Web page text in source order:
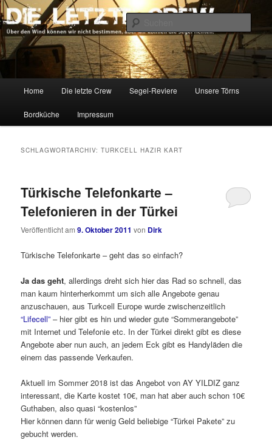
Zum
primären
Inhalt
springen
Zum
sekundären
Inhalt
springenDIE LETZTE CREW
Über den Wind können wir nicht bestimmen, aber wir können die Segel
richten.
Home Die letzte Crew Segel-Reviere Unsere Törns
Bordküche Impressum
SCHLAGWORTARCHIV:TURKCELL HAZIR KART
Türkische Telefonkarte –
Telefonieren in der Türkei
Veröffentlicht am9. Oktober 2011 von Dirk
Türkische Telefonkarte – geht das so einfach?
Ja das geht, allerdings dreht sich hier das Rad so schnell, das
man kaum hinterherkommt um sich alle Angebote genau
anzuschauen, aus Turkcell Europe wurde zwischenzeitlich
“Lifecell” – hier gibt es hin und wieder gute “Sommerangebote”
mit Internet und Telefonie etc. In der Türkei direkt gibt es diese
Angebote aber nun auch, an jedem Eck gibt es Handyläden die
einem das passende Verkaufen.
Aktuell im Sommer 2018 ist das Angebot von AY YILDIZ ganz
interessant, die Karte kostet 10€, man hat aber auch schon 10€
Guthaben, also quasi “kostenlos”
Hier können dann für wenig Geld beliebige “Türkei Pakete” zu
gebucht werden.